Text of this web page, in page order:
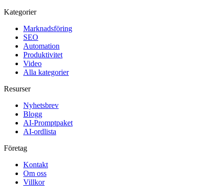
Kategorier
Marknadsföring
SEO
Automation
Produktivitet
Video
Alla kategorier
Resurser
Nyhetsbrev
Blogg
AI-Promptpaket
AI-ordlista
Företag
Kontakt
Om oss
Villkor